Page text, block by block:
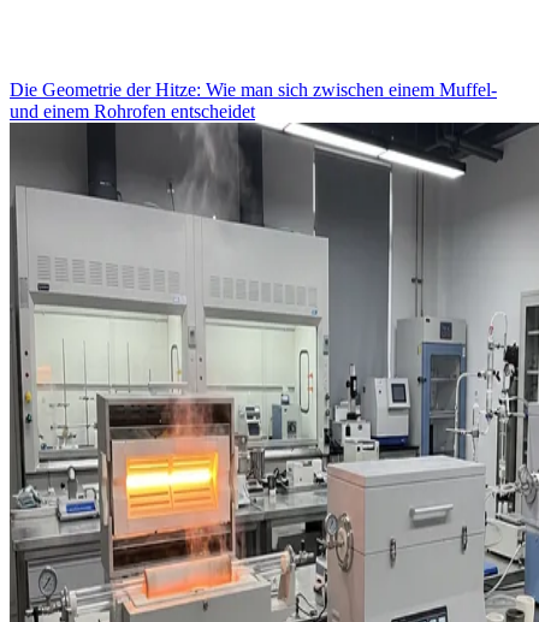
Die Geometrie der Hitze: Wie man sich zwischen einem Muffel-
und einem Rohrofen entscheidet